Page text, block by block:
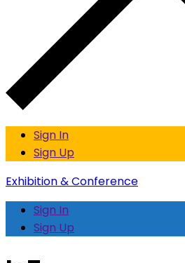
Sign In
Sign Up
Exhibition & Conference
Sign In
Sign Up